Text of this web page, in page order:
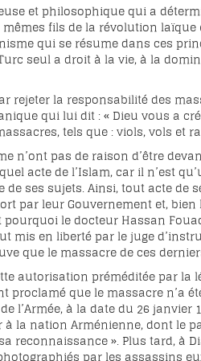
et philosophique qui a
fils de la révolution
qui se résume dans ces
seul a droit à la vie, à la
rejeter la responsabilité des
qui lui dit : « Dieu vous a
tels que : viols, vols et
n’ont pas de raison d’être
acte de l’Islam, car il n’est
ses sujets. Ainsi, tout acte
par leur Gouvernement et,
pourquoi le docteur Hassan
mis en liberté par le juge
que le massacre de ces
autorisation préméditée par
proclamé que le massacre n’a
l’Armée, à la date du 26
la nation Arménienne, dont le
reconnaissance ». Plus tard,